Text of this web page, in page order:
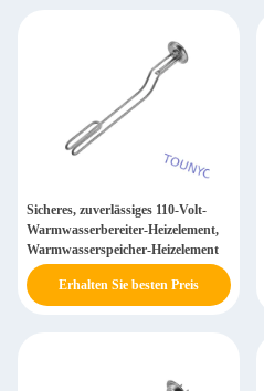
Sicheres, zuverlässiges 110-Volt-
Warmwasserbereiter-Heizelement,
Warmwasserspeicher-Heizelement
Erhalten Sie besten Preis